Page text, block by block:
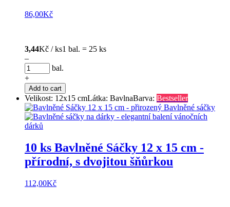
86,00Kč
3,44Kč / ks1 bal. = 25 ks
–
bal.
+
Add to cart
Velikost: 12x15 cmLátka: BavlnaBarva: Bestseller
10 ks Bavlněné Sáčky 12 x 15 cm -
přírodní, s dvojitou šňůrkou
112,00Kč